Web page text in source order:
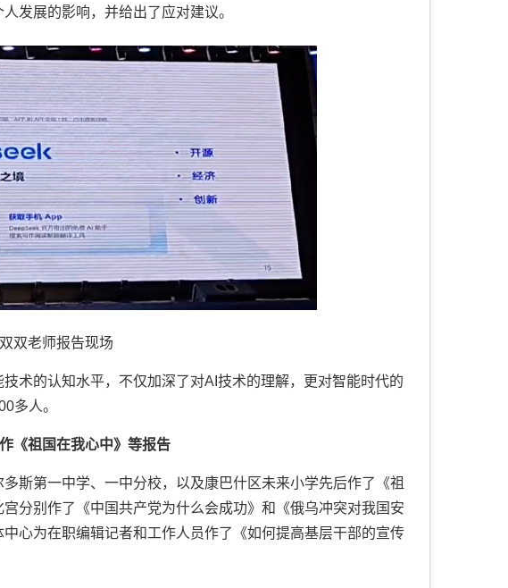
发展的影响，并给出了应对建议。
双老师报告现场
术的认知水平，不仅加深了对AI技术的理解，更对智能时代的
多人。
《祖国在我心中》等报告
斯第一中学、一中分校，以及康巴什区未来小学先后作了《祖
分别作了《中国共产党为什么会成功》和《俄乌冲突对我国安
心为在职编辑记者和工作人员作了《如何提高基层干部的宣传